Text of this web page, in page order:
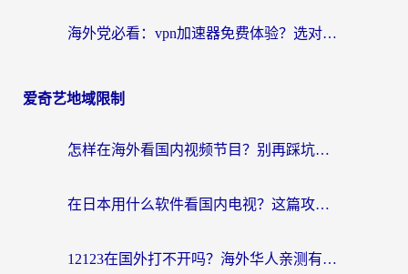
海外党必看：vpn加速器免费体验？选对回国加速器才能无缝刷国内剧玩国服
爱奇艺地域限制
怎样在海外看国内视频节目？别再踩坑！留学生和海外华人的专属解决方案
在日本用什么软件看国内电视？这篇攻略帮你告别地域限制
12123在国外打不开吗？海外华人亲测有效的回国加速方案